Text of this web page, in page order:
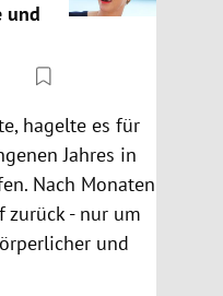
und
hagelte es für
Jahres in
Nach Monaten
zurück - nur um
und